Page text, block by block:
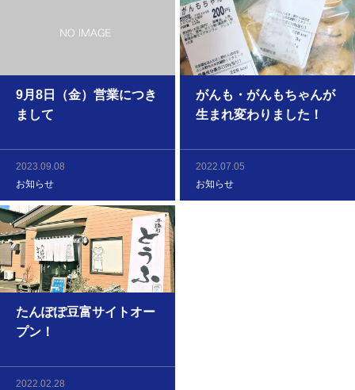
9月8日（金）営業につき
まして
2023.09.08
お知らせ
がんも・がんもちゃんが
生まれ変わりました！
2022.07.05
お知らせ
たんぽぽ豆富サイトオー
プン！
2022.02.28